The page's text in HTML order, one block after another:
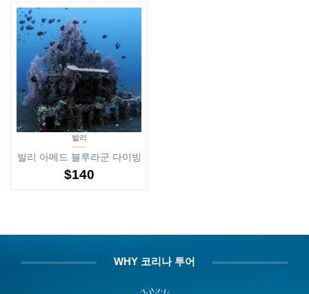
발리
발리 아메드 블루라군 다이빙
$140
WHY 코리나 투어